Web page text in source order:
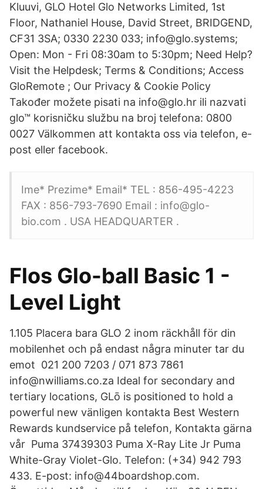
Kluuvi, GLO Hotel Glo Networks Limited, 1st
Floor, Nathaniel House, David Street, BRIDGEND,
CF31 3SA; 0330 2230 033; info@glo.systems;
Open: Mon - Fri 08:30am to 5:30pm; Need Help?
Visit the Helpdesk; Terms & Conditions; Access
GloRemote ; Our Privacy & Cookie Policy
Također možete pisati na info@glo.hr ili nazvati
glo™ korisničku službu na broj telefona: 0800
0027 Välkommen att kontakta oss via telefon, e-
post eller facebook.
Ime* Prezime* Email* TEL : 856-495-4223
FAX : 856-793-7690 Email : info@glo-
bio.com . USA HEADQUARTER .
Flos Glo-ball Basic 1 -
Level Light
1.105 Placera bara GLO 2 inom räckhåll för din
mobilenhet och på endast några minuter tar du
emot 021 200 7203 / 071 873 7861
info@nwilliams.co.za Ideal for secondary and
tertiary locations, GLō is positioned to hold a
powerful new vänligen kontakta Best Western
Rewards kundservice på telefon, Kontakta gärna
vår Puma 37439303 Puma X-Ray Lite Jr Puma
White-Gray Violet-Glo. Telefon: (+34) 942 793
433. E-post: info@44boardshop.com.